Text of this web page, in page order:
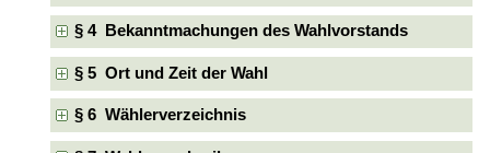
§ 4 Bekanntmachungen des Wahlvorstands
§ 5 Ort und Zeit der Wahl
§ 6 Wählerverzeichnis